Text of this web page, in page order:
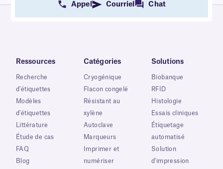
Appel Courriel Chat
Ressources
Recherche
d'étiquettes
Modèles
d'étiquettes
Littérature
Étude de cas
FAQ
Blog
Catégories
Cryogénique
Flacon congelé
Résistant au
xylène
Autoclave
Marqueurs
Imprimer et
numériser
Solutions
Biobanque
RFID
Histologie
Essais cliniques
Étiquetage
automatisé
Solution
d'impression